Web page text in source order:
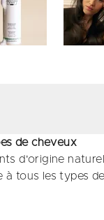
de cheveux
d'origine
tous les types